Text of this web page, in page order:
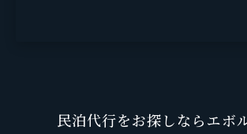
民泊代行をお探しならエボ